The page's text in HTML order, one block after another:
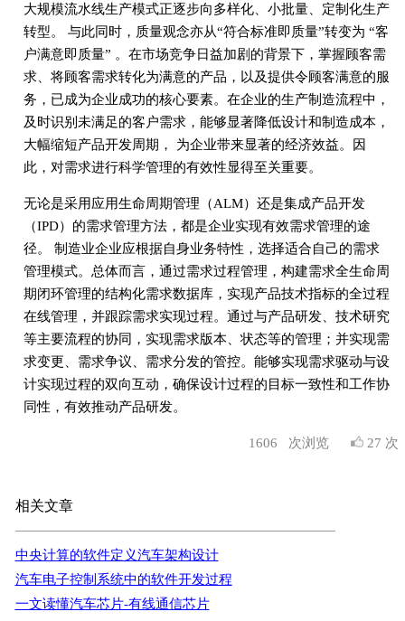
大规模流水线生产模式正逐步向多样化、小批量、定制化生产
转型。 与此同时，质量观念亦从“符合标准即质量”转变为 “客
户满意即质量” 。在市场竞争日益加剧的背景下，掌握顾客需
求、将顾客需求转化为满意的产品，以及提供令顾客满意的服
务，已成为企业成功的核心要素。在企业的生产制造流程中，
及时识别未满足的客户需求，能够显著降低设计和制造成本，
大幅缩短产品开发周期， 为企业带来显著的经济效益。因
此，对需求进行科学管理的有效性显得至关重要。
无论是采用应用生命周期管理（ALM）还是集成产品开发
（IPD）的需求管理方法，都是企业实现有效需求管理的途
径。 制造业企业应根据自身业务特性，选择适合自己的需求
管理模式。总体而言，通过需求过程管理，构建需求全生命周
期闭环管理的结构化需求数据库，实现产品技术指标的全过程
在线管理，并跟踪需求实现过程。通过与产品研发、技术研究
等主要流程的协同，实现需求版本、状态等的管理；并实现需
求变更、需求争议、需求分发的管控。能够实现需求驱动与设
计实现过程的双向互动，确保设计过程的目标一致性和工作协
同性，有效推动产品研发。
1606 次浏览 27 次
相关文章
中央计算的软件定义汽车架构设计
汽车电子控制系统中的软件开发过程
一文读懂汽车芯片-有线通信芯片